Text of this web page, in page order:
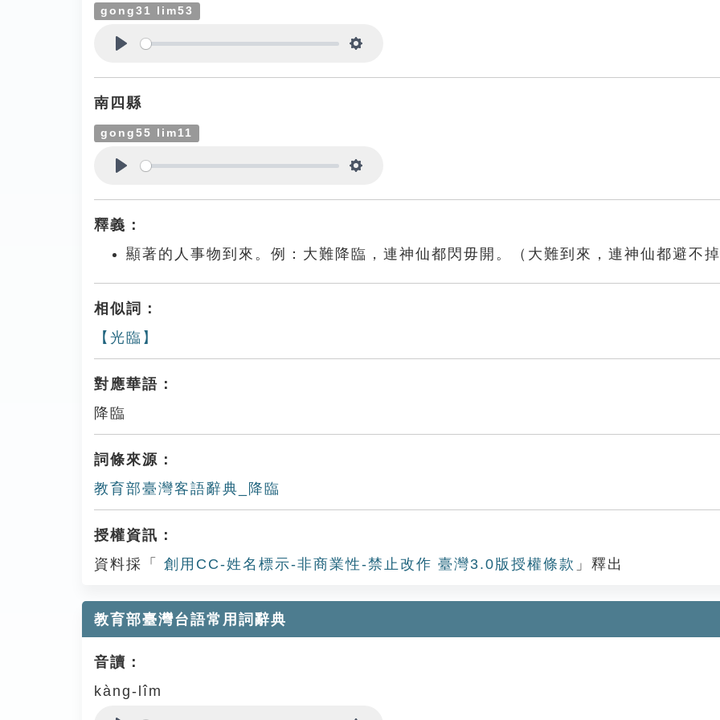
gong31 lim53
南四縣
gong55 lim11
釋義：
顯著的人事物到來。例：大難降臨，連神仙都閃毋開。（大難到來，連神仙都避不
相似詞：
【光臨】
對應華語：
降臨
詞條來源：
教育部臺灣客語辭典_降臨
授權資訊：
資料採「
創用CC-姓名標示-非商業性-禁止改作 臺灣3.0版授權條款 」釋出
教育部臺灣台語常用詞辭典
音讀：
kàng-lîm